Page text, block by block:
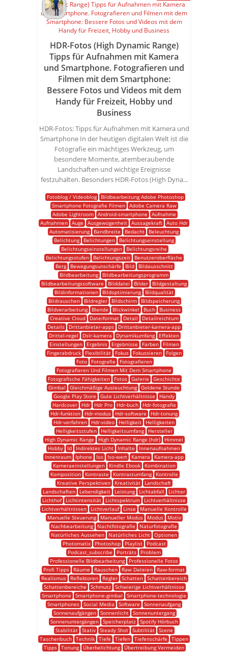
HDR-Fotos (High Dynamic Range)
Tipps für Aufnahmen mit Kamera
und Smartphone. Fotografieren und
Filmen mit dem Smartphone:
Bessere Fotos und Videos mit dem
Handy für Freizeit, Hobby und
Business
HDR-Fotos: Tipps für Aufnahmen mit Kamera und
Smartphone In der heutigen digitalen Welt ist die
Fotografie ein mächtiges Werkzeug, um
besondere Momente, atemberaubende
Landschaften und wichtige Ereignisse
festzuhalten. Besonders HDR-Fotos (High Dyna...
Fotoblog / Videoblog
Bildbearbeitung Adobe Photoshop
Smartphone Fotografie Filmen
Adobe Camera Raw
Adobe Lightroom
Android-smartphone
Aufnahme
Aufnahmen Auge Ausgewogenheit Aussagekraft Auto Hdr
Automatisierung
Bandbreite Bedacht
Beleuchtung
Belichtung
Belichtungen
Belichtungseinstellung
Belichtungseinstellungen
Belichtungsreihe
Belichtungsstufen
Belichtungszeit
Benutzeroberfläche
Berg
Bewegungsunschärfe Bild
Bildausschnitt
Bildbearbeitung
Bildbearbeitungsprogramm
Bildbearbeitungssoftware
Bilddatei Bilder
Bildgestaltung
Bildinformationen
Bildoptimierung
Bildqualität
Bildrauschen
Bildregler Bildschirm
Bildspeicherung
Bildverarbeitung
Blende Blickwinkel Buch
Business
Creative Cloud
Dateiformat Detail
Detailreichtum
Details
Drittanbieter-apps
Drittanbieter-kamera-app
Drittel-regel
Dslr-kamera Dynamikumfang
Effekten
Einstellungen
Ergebnis Ergebnisse Farben
Filmen
Fingerabdruck
Flexibilität Fokus Fokussieren
Folgen
Foto
Fotografie
Fotografieren
Fotografieren Und Filmen Mit Dem Smartphone
Fotografische Fähigkeiten
Fotos Galerie
Geschichte
Gimbal
Gleichmäßige Ausleuchtung Goldene Stunde
Google Play Store
Gute Lichtverhältnisse
Handy
Hardcover
Hdr Hdr Pro Hdr-buch
Hdr-fotografie
Hdr-funktion
Hdr-modus Hdr-software
Hdr-tonung
Hdr-verfahren
Hdr-video Helligkeit
Helligkeiten
Helligkeitsstufen
Helligkeitsumfang
Hersteller
High Dynamic Range
High Dynamic Range (hdr)
Himmel
Hobby
Id Indirektes Licht Inhalte
Innenaufnahmen
Innenraum
Iphone Iso Iso-wert Kamera
Kamera-app
Kameraeinstellungen
Kindle Ebook
Kombination
Komposition
Kontraste Kontrastumfang
Kontrolle
Kreative Perspektiven
Kreativität
Landschaft
Landschaften
Lebendigkeit Leistung Lichtabfall
Lichter
Lichthof
Lichtintensität Lichtspektrum
Lichtverhältnisse
Lichtverhältnissen
Lichtverlauf Linse
Manuelle Kontrolle
Manuelle Steuerung
Manueller Modus Modus
Motiv
Nachbearbeitung
Nachtfotografie
Naturfotografie
Natürliches Aussehen
Natürliches Licht Optionen
Photomatix
Photoshop Playlist
Podcast
Podcast_subscribe
Porträts
Problem
Professionelle Bildbearbeitung
Professionelle Fotos
Profi Tipps
Räume Rauschen Raw Dateien
Raw-format
Realismus
Reflektoren Regler Schatten Schattenbereich
Schattenbereiche
Schmutz Schwierige Lichtverhältnisse
Smartphone
Smartphone-gimbal
Smartphone-technologie
Smartphones Social Media Software
Sonnenaufgang
Sonnenaufgängen
Sonnenlicht
Sonnenuntergang
Sonnenuntergängen
Speicherplatz
Spotify Hörbuch
Stabilität
Stativ Steady Shot Subtilität
Szene
Taschenbuch Technik Tiefe Tiefen Tiefenschärfe
Tippen
Tipps Tonung Überbelichtung
Übertreibung Vermeiden